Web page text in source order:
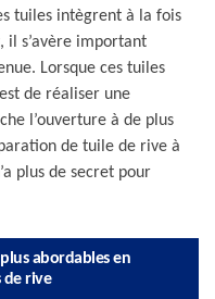
tuiles intègrent à la fois
il s’avère important
Lorsque ces tuiles
de réaliser une
l’ouverture à de plus
de tuile de rive à
plus de secret pour
abordables en
de rive